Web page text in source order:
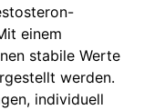
einem
stabile Werte
werden.
individuell